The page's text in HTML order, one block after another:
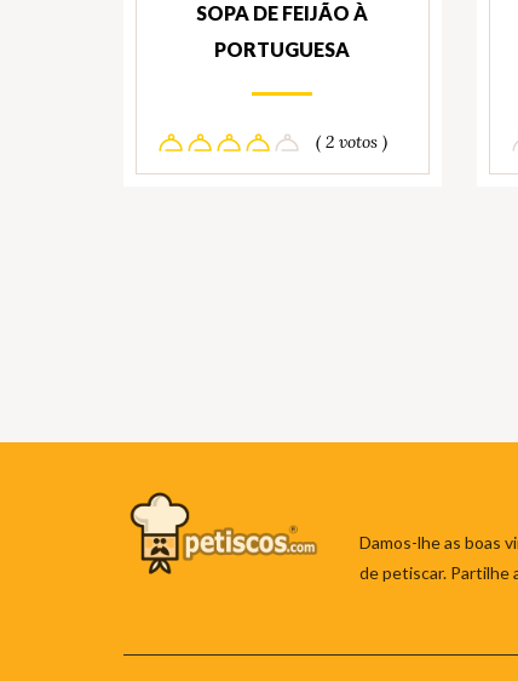
SOPA DE FEIJÃO À
PORTUGUESA
( 2 votos )
Damos-lhe as boas
de petiscar. Partilhe